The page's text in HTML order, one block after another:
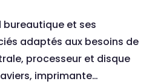
bureautique et ses
adaptés aux besoins de
processeur et disque
imprimante…